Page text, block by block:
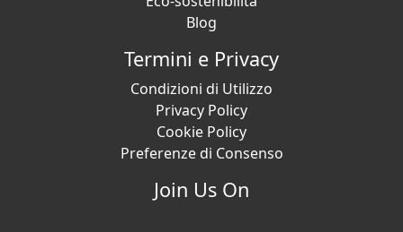
Blog
Termini e Privacy
Condizioni di Utilizzo
Privacy Policy
Cookie Policy
Preferenze di Consenso
Join Us On